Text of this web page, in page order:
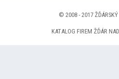
© 2008 - 2017 ŽĎÁRSKÝ
KATALOG FIREM ŽĎÁR